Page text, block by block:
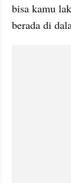
bisa kamu
berada di